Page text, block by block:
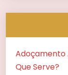
Adoçamento
Que Serve?